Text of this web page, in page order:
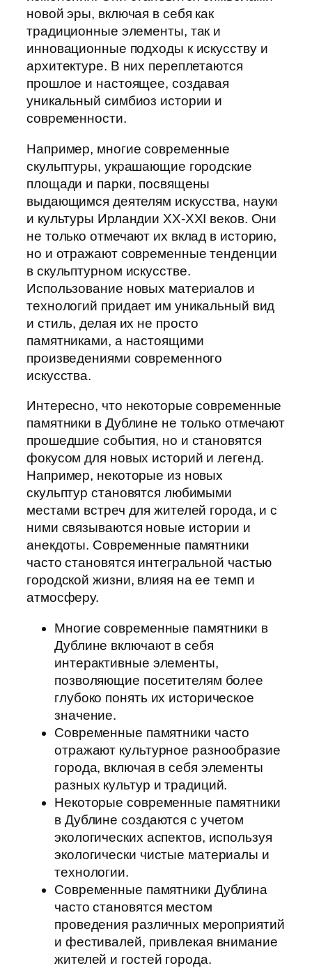
новой эры, включая в себя как
традиционные элементы, так и
инновационные подходы к искусству и
архитектуре. В них переплетаются
прошлое и настоящее, создавая
уникальный симбиоз истории и
современности.
Например, многие современные
скульптуры, украшающие городские
площади и парки, посвящены
выдающимся деятелям искусства, науки
и культуры Ирландии XX-XXI веков. Они
не только отмечают их вклад в историю,
но и отражают современные тенденции
в скульптурном искусстве.
Использование новых материалов и
технологий придает им уникальный вид
и стиль, делая их не просто
памятниками, а настоящими
произведениями современного
искусства.
Интересно, что некоторые современные
памятники в Дублине не только отмечают
прошедшие события, но и становятся
фокусом для новых историй и легенд.
Например, некоторые из новых
скульптур становятся любимыми
местами встреч для жителей города, и с
ними связываются новые истории и
анекдоты. Современные памятники
часто становятся интегральной частью
городской жизни, влияя на ее темп и
атмосферу.
Многие современные памятники в
Дублине включают в себя
интерактивные элементы,
позволяющие посетителям более
глубоко понять их историческое
значение.
Современные памятники часто
отражают культурное разнообразие
города, включая в себя элементы
разных культур и традиций.
Некоторые современные памятники
в Дублине создаются с учетом
экологических аспектов, используя
экологически чистые материалы и
технологии.
Современные памятники Дублина
часто становятся местом
проведения различных мероприятий
и фестивалей, привлекая внимание
жителей и гостей города.